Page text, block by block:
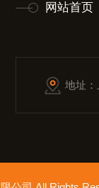
网站首页
地址